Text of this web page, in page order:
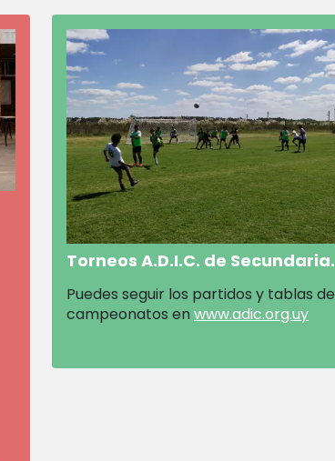
Torneos A.D.I.C. de Secundaria.
Puedes seguir los partidos y tablas de
campeonatos en www.adic.org.uy